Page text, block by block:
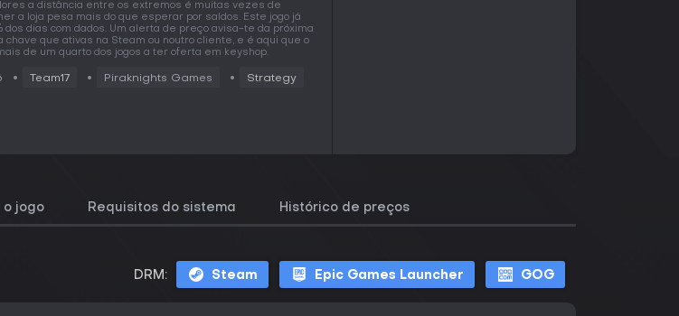
a distância entre os extremos é muitas vezes de
a loja pesa mais do que esperar por saldos. Este jogo já
dos dias com dados. Um alerta de preço avisa-te da próxima
chave que ativas na Steam ou noutro cliente, e é aqui que o
de um quarto dos jogos a ter oferta em keyshop.
Team17 Piraknights Games Strategy
o jogo Requisitos do sistema Histórico de preços
DRM: Steam Epic Games Launcher GOG